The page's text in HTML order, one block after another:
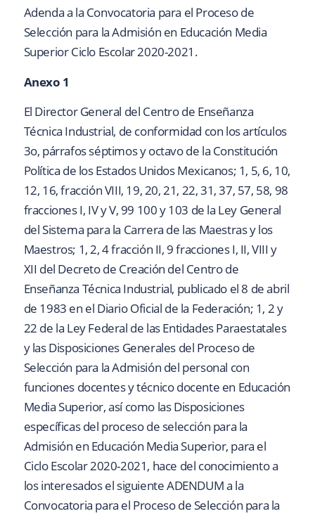
Adenda a la Convocatoria para el Proceso de
Selección para la Admisión en Educación Media
Superior Ciclo Escolar 2020-2021.
Anexo 1
El Director General del Centro de Enseñanza
Técnica Industrial, de conformidad con los artículos
3o, párrafos séptimos y octavo de la Constitución
Política de los Estados Unidos Mexicanos; 1, 5, 6, 10,
12, 16, fracción VIII, 19, 20, 21, 22, 31, 37, 57, 58, 98
fracciones I, IVyV, 99 100 y 103 de la Ley General
del Sistema para la Carrera de las Maestras y los
Maestros; 1, 2, 4 fracción II, 9 fracciones I, II, VIII y
XII del Decreto de Creación del Centro de
Enseñanza Técnica Industrial, publicado el 8 de abril
de 1983 en el Diario Oficial de la Federación; 1, 2 y
22 de la Ley Federal de las Entidades Paraestatales
y las Disposiciones Generales del Proceso de
Selección para la Admisión del personal con
funciones docentes y técnico docente en Educación
Media Superior, así como las Disposiciones
específicas del proceso de selección para la
Admisión en Educación Media Superior, para el
Ciclo Escolar 2020-2021, hace del conocimiento a
los interesados el siguiente ADENDUM a la
Convocatoria para el Proceso de Selección para la